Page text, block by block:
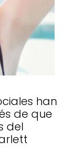
han
de que
del